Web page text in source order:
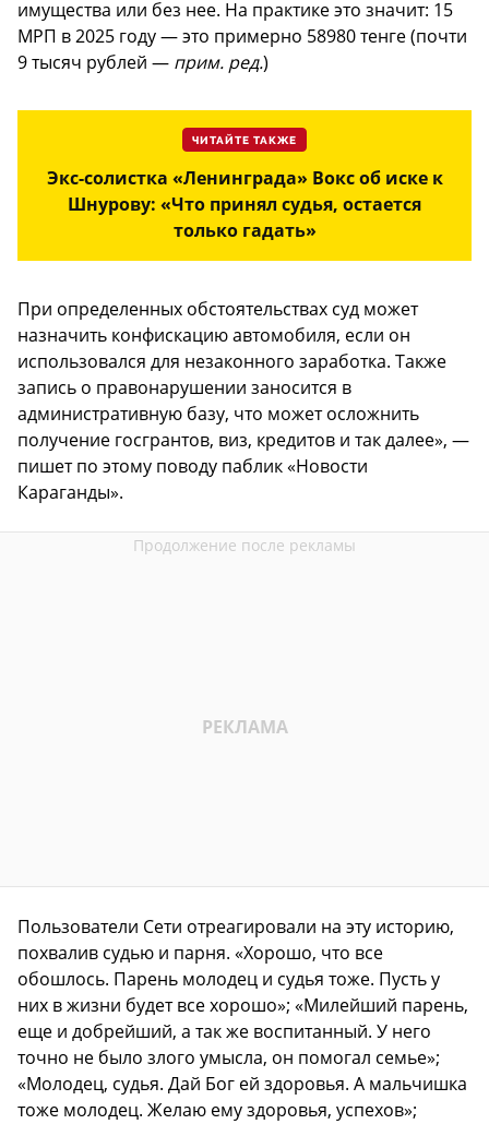
имущества или без нее. На практике это значит: 15
МРП в 2025 году — это примерно 58980 тенге (почти
9 тысяч рублей — прим. ред.)
ЧИТАЙТЕ ТАКЖЕ
Экс-солистка «Ленинграда» Вокс об иске к
Шнурову: «Что принял судья, остается
только гадать»
При определенных обстоятельствах суд может
назначить конфискацию автомобиля, если он
использовался для незаконного заработка. Также
запись о правонарушении заносится в
административную базу, что может осложнить
получение госгрантов, виз, кредитов и так далее», —
пишет по этому поводу паблик «Новости
Караганды».
Пользователи Сети отреагировали на эту историю,
похвалив судью и парня. «Хорошо, что все
обошлось. Парень молодец и судья тоже. Пусть у
них в жизни будет все хорошо»; «Милейший парень,
еще и добрейший, а так же воспитанный. У него
точно не было злого умысла, он помогал семье»;
«Молодец, судья. Дай Бог ей здоровья. А мальчишка
тоже молодец. Желаю ему здоровья, успехов»;